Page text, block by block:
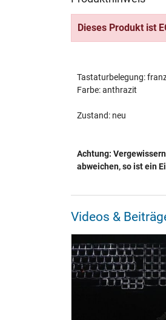
Dieses Produkt ist
Tastaturbelegung:
Farbe: anthrazit
Zustand: neu
Achtung:
abweichen, so ist ein
Videos &